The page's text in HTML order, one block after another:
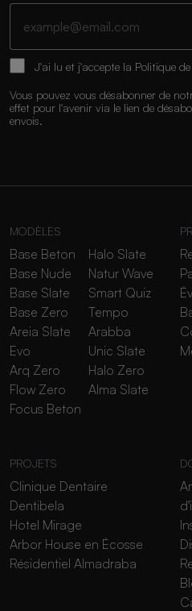
J'ai lu et j'accepte la Politique
Vous pouvez vous désabonner de
effet pour l'avenir via le lien de
envois.
MODÈLES
Base Beton
Base Nude
Base Slate
Base Zero
Areia Slate
Evo
Arq Zero
Flow Zero
Focus Beton
Halo Slate
Natur Wave
Smart Quiz
Tempo
Arabba
Unic Slate
Halo Zero
Alma Slate
PROJETS
Clinique Dentaire
Dentibela
Hotel Mirage
Arbor House en Écosse
Résidentiel Almadraba